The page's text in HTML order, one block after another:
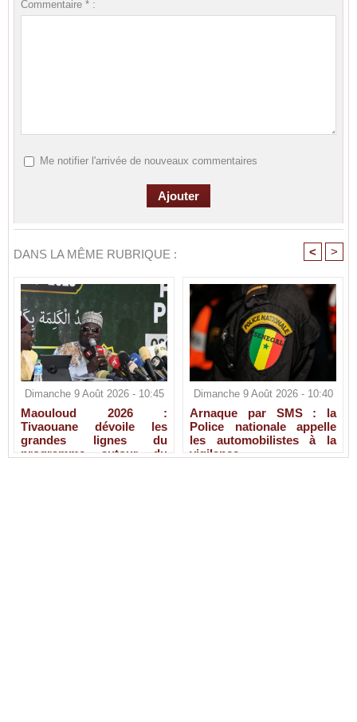
Commentaire * :
Me notifier l'arrivée de nouveaux commentaires
DANS LA MÊME RUBRIQUE : < >
Dimanche 9 Août 2026 - 10:45
Maouloud 2026 :
Tivaouane dévoile les
grandes lignes du
programme autour du
Dimanche 9 Août 2026 - 10:40
Arnaque par SMS : la
Police nationale appelle
les automobilistes à la
vigilance